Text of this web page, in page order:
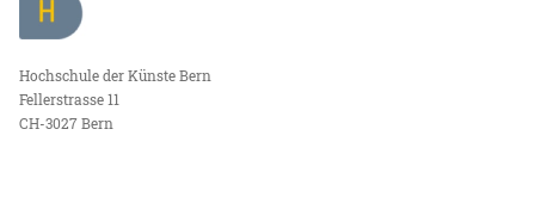
Hochschule der Künste Bern
Fellerstrasse 11
CH-3027 Bern